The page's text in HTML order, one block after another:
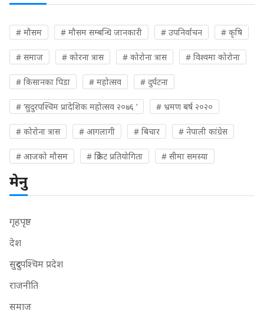
# मौसम # मौसम सम्बन्धि जानकारी # उपनिर्वाचन # कृषि
# समाज # कोरना त्रास # कोरोना त्रास # विश्वमा कोरोना
# किसानका पिडा # महोत्सव # दुर्घटना
# ‘सुदुरपश्चिम प्रादेशिक महोत्सव २०७६ ’ # भ्रमण बर्ष २०२०
# कोरोना त्रास # आगलागी # बिचार # नेपाली कांग्रेस
# आजको मौसम # क्रिकेट प्रतियोगिता # सीमा समस्या
मेनु
गृहपृष्ठ
देश
सुदुरपश्चिम प्रदेश
राजनीति
समाज